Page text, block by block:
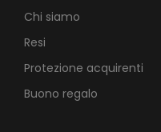
Chi siamo
Resi
Protezione acquirenti
Buono regalo